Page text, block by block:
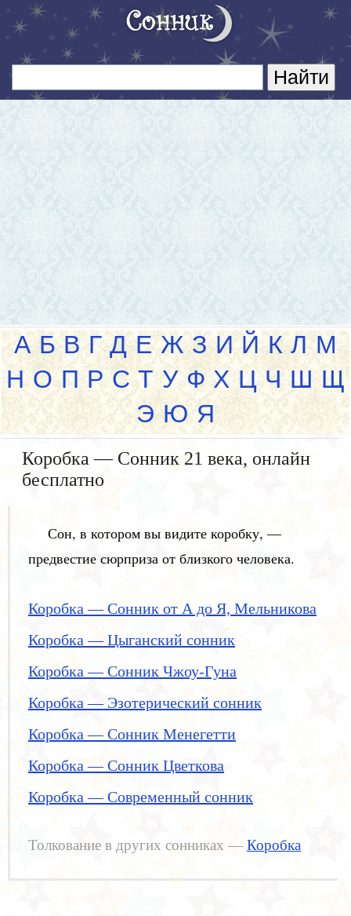
А Б В Г Д Е Ж З И Й К Л М
Н О П Р С Т У Ф Х Ц Ч Ш Щ
Э Ю Я
Коробка — Сонник 21 века, онлайн
бесплатно
Сон, в котором вы видите коробку, —
предвестие сюрприза от близкого человека.
Коробка — Сонник от А до Я, Мельникова
Коробка — Цыганский сонник
Коробка — Сонник Чжоу-Гуна
Коробка — Эзотерический сонник
Коробка — Сонник Менегетти
Коробка — Сонник Цветкова
Коробка — Современный сонник
Толкование в других сонниках — Коробка